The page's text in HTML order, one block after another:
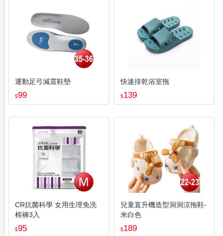
運動足弓減震鞋墊
$99
快速排乾浴室拖
$139
CR抗菌科學 女用生理免洗
棉褲3入
$95
兒童直升機造型洞洞涼拖鞋-
米白色
$189